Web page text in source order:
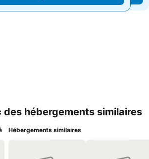
des hébergements similaires
Hébergements similaires